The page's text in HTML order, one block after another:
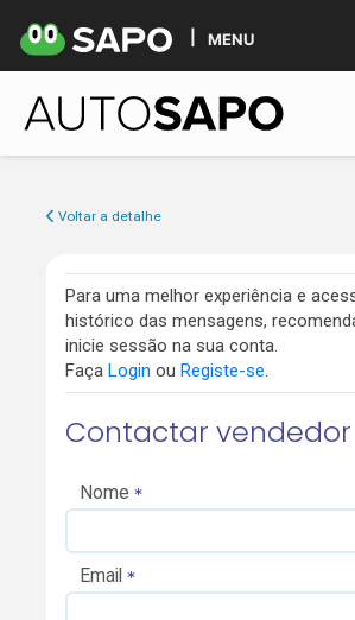
MENU
Voltar a detalhe
Para uma melhor experiência e
histórico das mensagens,
inicie sessão na sua conta.
Faça Login ou Registe-se.
Contactar vendedor
Nome
Email